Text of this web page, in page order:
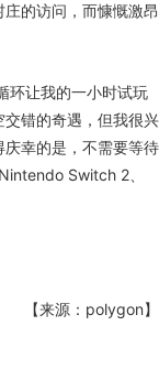
的访问，而慷慨激昂
环让我的一小时试玩
错的奇遇，但我很兴
幸的是，不需要等待
Switch 2、
【来源：polygon】